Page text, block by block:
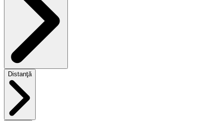
Distanţă